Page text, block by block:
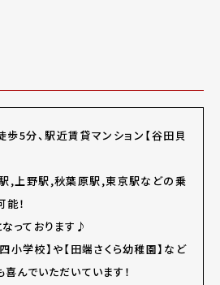
歩5分、駅近賃貸マンション【谷田貝
,上野駅,秋葉原駅,東京駅などの乗
！
っております♪
小学校】や【田端さくら幼稚園】など
んでいただいています！